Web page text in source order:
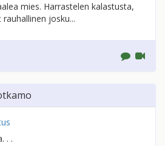
mies. Harrastelen kalastusta,
josku...
. .